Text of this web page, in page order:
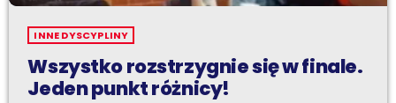
INNE DYSCYPLINY
Wszystko rozstrzygnie się w finale.
Jeden punkt różnicy!